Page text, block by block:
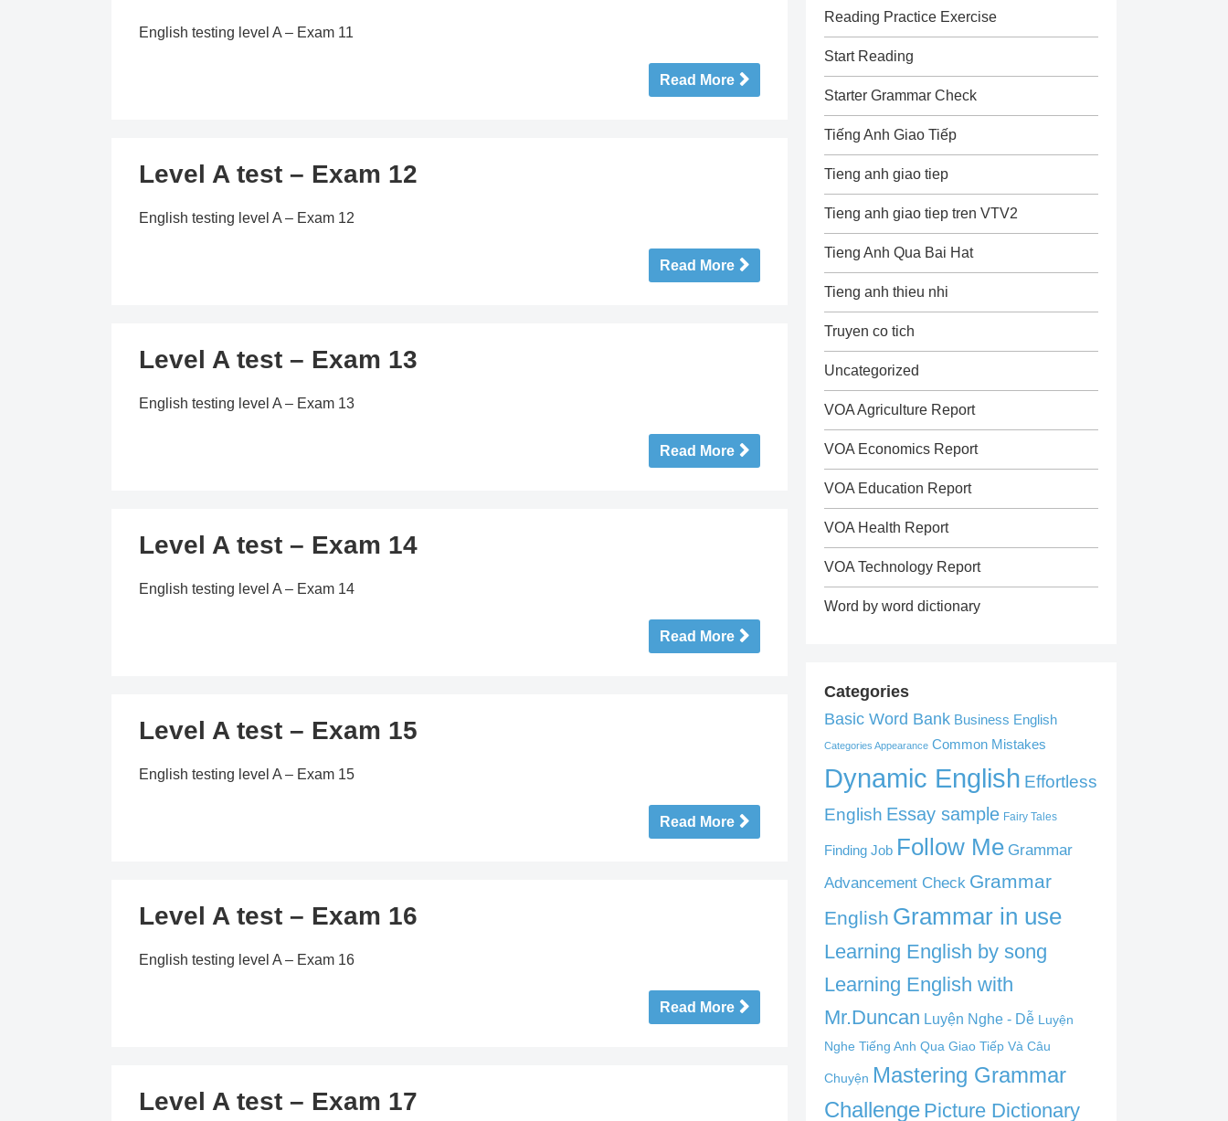
English testing level A – Exam 11
Read More
Level A test – Exam 12
English testing level A – Exam 12
Read More
Level A test – Exam 13
English testing level A – Exam 13
Read More
Level A test – Exam 14
English testing level A – Exam 14
Read More
Level A test – Exam 15
English testing level A – Exam 15
Read More
Level A test – Exam 16
English testing level A – Exam 16
Read More
Level A test – Exam 17
Reading Practice Exercise
Start Reading
Starter Grammar Check
Tiếng Anh Giao Tiếp
Tieng anh giao tiep
Tieng anh giao tiep tren VTV2
Tieng Anh Qua Bai Hat
Tieng anh thieu nhi
Truyen co tich
Uncategorized
VOA Agriculture Report
VOA Economics Report
VOA Education Report
VOA Health Report
VOA Technology Report
Word by word dictionary
Categories
Basic Word Bank Business English
Categories Appearance Common Mistakes
Dynamic English Effortless
English Essay sample Fairy Tales
Finding Job Follow Me Grammar
Advancement Check Grammar
English Grammar in use
Learning English by song
Learning English with
Mr.Duncan Luyện Nghe - Dễ Luyện
Nghe Tiếng Anh Qua Giao Tiếp Và Câu
Chuyện Mastering Grammar
Challenge Picture Dictionary